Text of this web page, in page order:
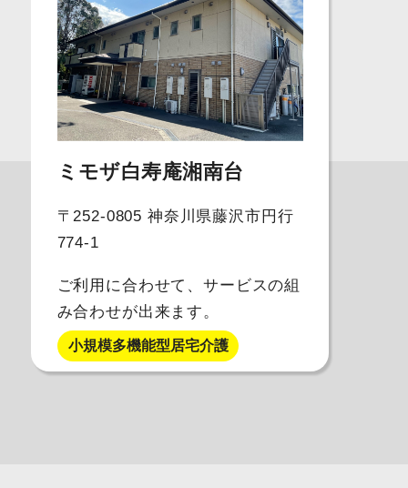
ミモザ白寿庵湘南台
〒252-0805 神奈川県藤沢市円行
774-1
ご利用に合わせて、サービスの組
み合わせが出来ます。
小規模多機能型居宅介護